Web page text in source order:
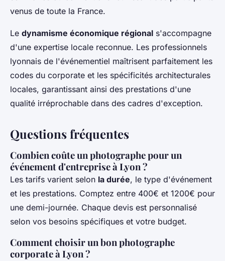
venus de toute la France.
Le dynamisme économique régional s'accompagne
d'une expertise locale reconnue. Les professionnels
lyonnais de l'événementiel maîtrisent parfaitement les
codes du corporate et les spécificités architecturales
locales, garantissant ainsi des prestations d'une
qualité irréprochable dans des cadres d'exception.
Questions fréquentes
Combien coûte un photographe pour un
événement d'entreprise à Lyon ?
Les tarifs varient selon la durée, le type d'événement
et les prestations. Comptez entre 400€ et 1200€ pour
une demi-journée. Chaque devis est personnalisé
selon vos besoins spécifiques et votre budget.
Comment choisir un bon photographe
corporate à Lyon ?